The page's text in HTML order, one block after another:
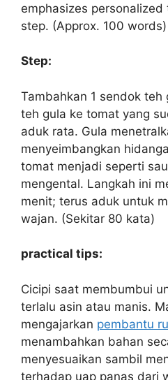
emphasizes
step. (Approx. 100 words)
Step:
Tambahkan 1 sendok teh
teh gula ke tomat yang
aduk rata. Gula
menyeimbangkan
tomat menjadi seperti
mengental. Langkah ini
menit; terus aduk untuk
wajan. (Sekitar 80 kata)
practical tips:
Cicipi saat membumbui
terlalu asin atau manis.
mengajarkan pembantu
menambahkan bahan
menyesuaikan sambil
terhadap uap panas dari